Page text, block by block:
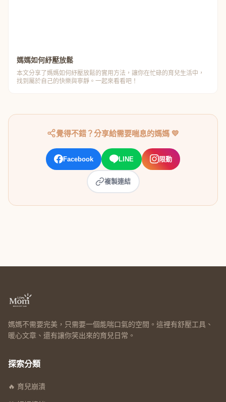
媽媽如何紓壓放鬆
本文分享了媽媽如何紓壓放鬆的實用方法，讓你在忙碌的育兒生活中，
找到屬於自己的快樂與寧靜。一起來看看吧！
覺得不錯？分享給需要喘息的媽媽 💛
Facebook LINE 限動
複製連結
媽媽不需要完美，只需要一個能喘口氣的空間。這裡有舒壓工具、
暖心文章、還有讓你笑出來的育兒日常。
探索分類
🔥 育兒崩潰